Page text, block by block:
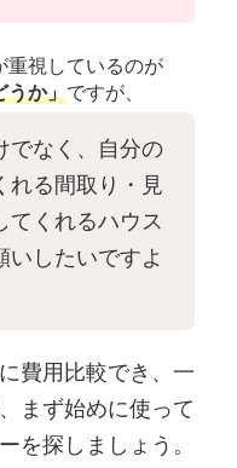
重視しているのが
うか」ですが、
でなく、自分の
れる間取り・見
てくれるハウス
いしたいですよ
費用比較でき、一
まず始めに使って
を探しましょう。